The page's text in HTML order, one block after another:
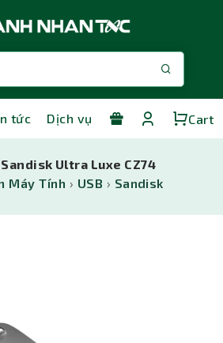
tức Dịch vụ Cart
Sandisk Ultra Luxe CZ74
Máy Tính › USB › Sandisk